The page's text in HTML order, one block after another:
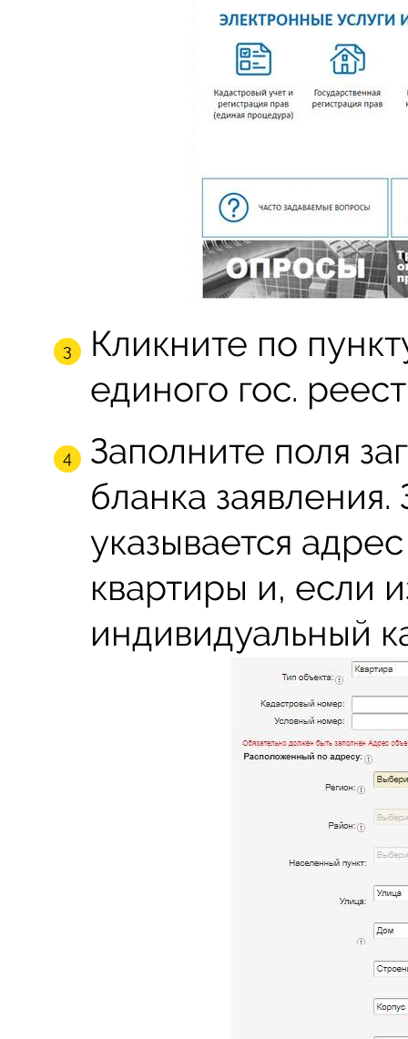
Кликните по
единого гос.
Заполните поля
бланка заявления.
указывается
квартиры и, если
индивидуальный